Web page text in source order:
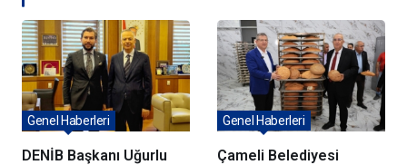
DENİB Başkanı Uğurlu
Genel Haberleri
Çameli Belediyesi
Genel Haberleri